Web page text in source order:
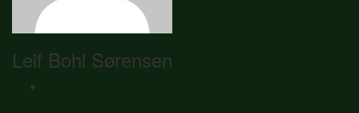
Leif Bohl Sørensen